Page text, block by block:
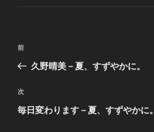
投
ビ
ゲ
前
の
稿
前
久野晴美－夏、すずやかに。
次
の
次
毎日変わります－夏、すずやかに。